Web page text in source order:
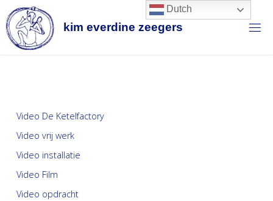
kim everd ine zeegers
Video De Ketelfactory
Video vrij werk
Video installatie
Video Film
Video opdracht
Dutch